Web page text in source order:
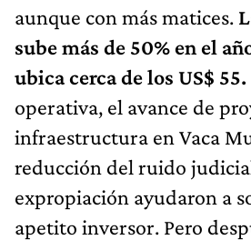
aunque con más matices.
sube más de 50% en el
ubica cerca de los US$ 55.
operativa, el avance de
infraestructura en Vaca
reducción del ruido
expropiación ayudaron a
apetito inversor. Pero